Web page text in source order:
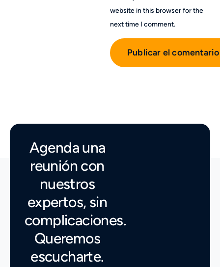
website in this browser for the
next time I comment.
Agenda una
reunión con
nuestros
expertos, sin
complicaciones.
Queremos
escucharte.